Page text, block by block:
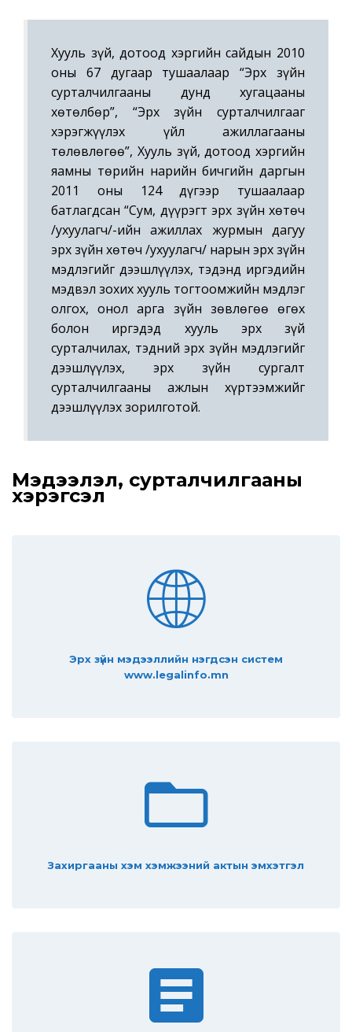
Хууль зүй, дотоод хэргийн сайдын 2010
оны 67 дугаар тушаалаар “Эрх зүйн
сурталчилгааны дунд хугацааны
хөтөлбөр”, “Эрх зүйн сурталчилгааг
хэрэгжүүлэх үйл ажиллагааны
төлөвлөгөө”, Хууль зүй, дотоод хэргийн
яамны төрийн нарийн бичгийн даргын
2011 оны 124 дүгээр тушаалаар
батлагдсан “Сум, дүүрэгт эрх зүйн хөтөч
/ухуулагч/-ийн ажиллах журмын дагуу
эрх зүйн хөтөч /ухуулагч/ нарын эрх зүйн
мэдлэгийг дээшлүүлэх, тэдэнд иргэдийн
мэдвэл зохих хууль тогтоомжийн мэдлэг
олгох, онол арга зүйн зөвлөгөө өгөх
болон иргэдэд хууль эрх зүй
сурталчилах, тэдний эрх зүйн мэдлэгийг
дээшлүүлэх, эрх зүйн сургалт
сурталчилгааны ажлын хүртээмжийг
дээшлүүлэх зорилготой.
Мэдээлэл, сурталчилгааны
хэрэгсэл
Эрх зүйн мэдээллийн нэгдсэн систем
www.legalinfo.mn
Захиргааны хэм хэмжээний актын эмхэтгэл